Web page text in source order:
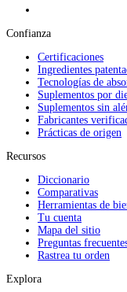
Confianza
Certificaciones
Ingredientes
Tecnologías de
Suplementos por
Suplementos sin
Fabricantes
Prácticas de origen
Recursos
Diccionario
Comparativas
Herramientas de
Tu cuenta
Mapa del sitio
Preguntas
Rastrea tu orden
Explora